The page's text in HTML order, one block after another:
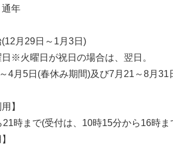
通年
(12月29日～1月3日)
日※火曜日が祝日の場合は、翌日。
4月5日(春休み期間)及び7月21～8月31
】
21時まで(受付は、10時15分から16時ま